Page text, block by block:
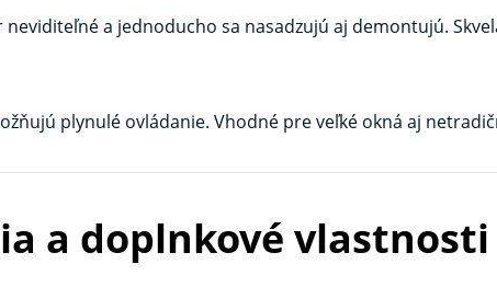
a jednoducho sa nasadzujú aj demontujú.
plynulé ovládanie. Vhodné pre veľké okná aj
a doplnkové vlastnosti